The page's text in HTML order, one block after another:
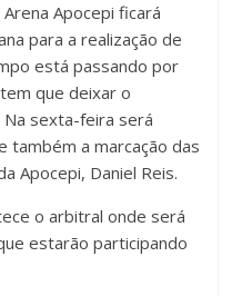
Apocepi ficará
para a realização de
está passando por
que deixar o
Na sexta-feira será
também a marcação das
Apocepi, Daniel Reis.
o arbitral onde será
estarão participando